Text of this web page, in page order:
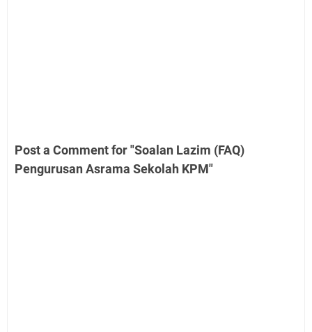
Post a Comment for "Soalan Lazim (FAQ)
Pengurusan Asrama Sekolah KPM"